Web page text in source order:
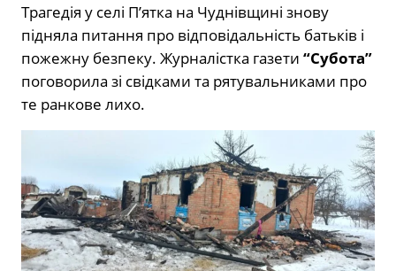
Трагедія у селі П’ятка на Чуднівщині знову
підняла питання про відповідальність батьків і
пожежну безпеку. Журналістка газети “Субота”
поговорила зі свідками та рятувальниками про
те ранкове лихо.